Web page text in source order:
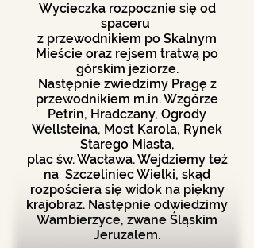
Wycieczka rozpocznie się od
spaceru
z przewodnikiem po Skalnym
Mieście oraz rejsem tratwą po
górskim jeziorze.
Następnie zwiedzimy Pragę z
przewodnikiem m.in. Wzgórze
Petrin, Hradczany, Ogrody
Wellsteina, Most Karola, Rynek
Starego Miasta,
plac św. Wacława. Wejdziemy też
na Szczeliniec Wielki, skąd
rozpościera się widok na piękny
krajobraz. Następnie odwiedzimy
Wambierzyce, zwane Śląskim
Jeruzalem.